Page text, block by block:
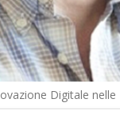
Digitale